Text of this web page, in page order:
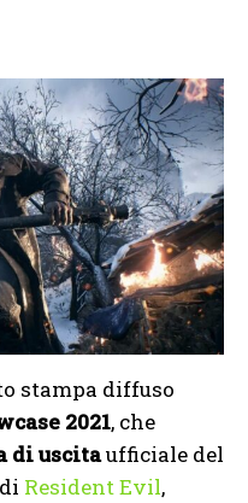
stampa diffuso
2021, che
di uscitaufficiale del
Resident Evil,